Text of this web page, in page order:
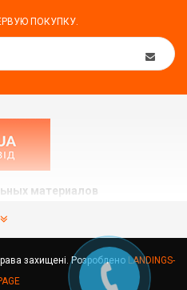
ПОКУПКУ.
материалов
купить то что Вам нужно.
7
захищені. Розроблено LANDINGS-